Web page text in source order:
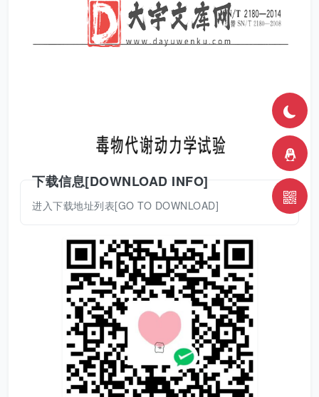
下载信息[DOWNLOAD INFO]
进入下载地址列表[GO TO DOWNLOAD]